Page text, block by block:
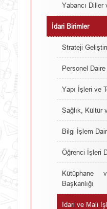
Yabancı
İdari Birimler
Strateji
Personel Daire
Yapı İşleri ve
Sağlık, Kültür
Bilgi İşlem
Öğrenci İşleri
Kütüphane
Başkanlığı
İdari ve Mali